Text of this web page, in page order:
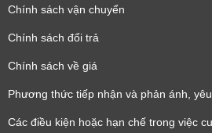
Chính sách vận chuyển
Chính sách đổi trả
Chính sách về giá
Phương thức tiếp nhận và phản ánh,
Các điều kiện hoặc hạn chế trong việc